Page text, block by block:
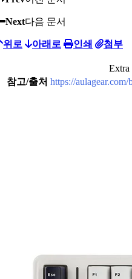
Next다음 문서
위로 아래로 인쇄 첨부
Extra
참고/출처 https://